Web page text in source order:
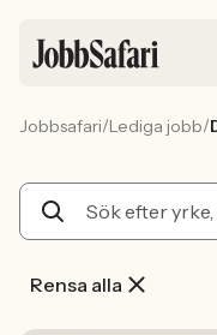
Arbetsliv och
Jobbsafari/Lediga jobb/
Rensa alla